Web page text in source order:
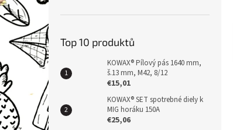
Top 10 produktů
KOWAX® Pílový pás 1640 mm,
š.13 mm, M42, 8/12
€15,01
KOWAX® SET spotrebné diely k
MIG horáku 150A
€25,06